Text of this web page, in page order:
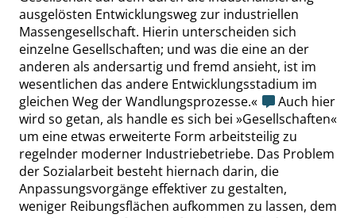
ausgelösten Entwicklungsweg zur industriellen
Massengesellschaft. Hierin unterscheiden sich
einzelne Gesellschaften; und was die eine an der
anderen als andersartig und fremd ansieht, ist im
wesentlichen das andere Entwicklungsstadium im
gleichen Weg der Wandlungsprozesse.«
Auch hier
wird so getan, als handle es sich bei »Gesellschaften«
um eine etwas erweiterte Form arbeitsteilig zu
regelnder moderner Industriebetriebe. Das Problem
der Sozialarbeit besteht hiernach darin, die
Anpassungsvorgänge effektiver zu gestalten,
weniger Reibungsflächen aufkommen zu lassen, dem